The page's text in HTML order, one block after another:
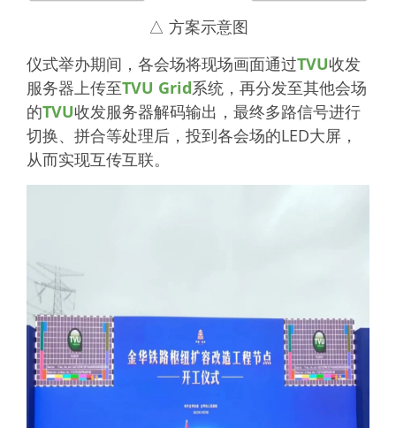
△ 方案示意图
仪式举办期间，各会场将现场画面通过TVU收发
服务器上传至TVU Grid系统，再分发至其他会场
的TVU收发服务器解码输出，最终多路信号进行
切换、拼合等处理后，投到各会场的LED大屏，
从而实现互传互联。